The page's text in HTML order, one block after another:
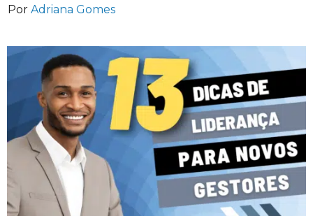
Por Adriana Gomes